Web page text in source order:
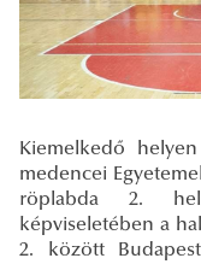
Kiemelkedő
medencei
röplabda 2.
képviseletében a
2. között